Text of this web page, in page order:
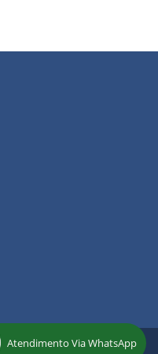
Atendimento Via WhatsApp